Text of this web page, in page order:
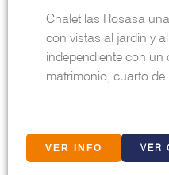
Chalet las Rosasa
con vistas al jardin y
independiente con
matrimonio, cuarto
VER INFO VER